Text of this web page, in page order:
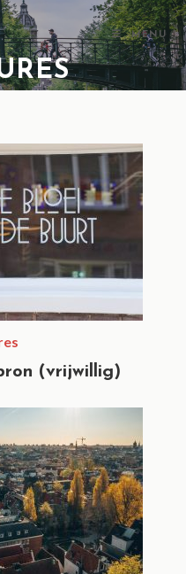
MENU
(vrijwillig)